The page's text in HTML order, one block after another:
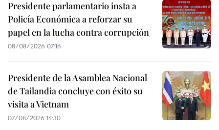
Presidente parlamentario insta a
Policía Económica a reforzar su
papel en la lucha contra corrupción
08/08/2026 07:16
Presidente de la Asamblea Nacional
de Tailandia concluye con éxito su
visita a Vietnam
07/08/2026 14:30